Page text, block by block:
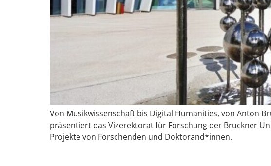
Von Musikwissenschaft bis Digital Humanities, von Anton
präsentiert das Vizerektorat für Forschung der Bruckner
Projekte von Forschenden und Doktorand*innen.